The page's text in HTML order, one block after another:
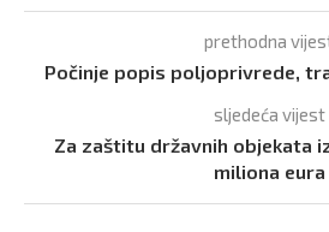
prethodna
Počinje popis poljoprivrede,
sljedeća vijest
Za zaštitu državnih objekata
miliona eura